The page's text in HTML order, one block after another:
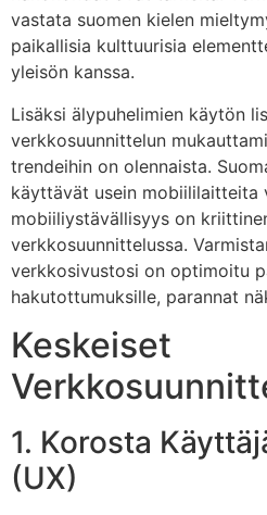
vastata suomen kielen
paikallisia kulttuurisia
yleisön kanssa.
Lisäksi älypuhelimien käytön
verkkosuunnittelun
trendeihin on olennaista.
käyttävät usein mobiililaitteita
mobiiliystävällisyys on
verkkosuunnittelussa.
verkkosivustosi on optimoitu
hakutottumuksille, parannat
Keskeiset
1. Korosta
(UX)